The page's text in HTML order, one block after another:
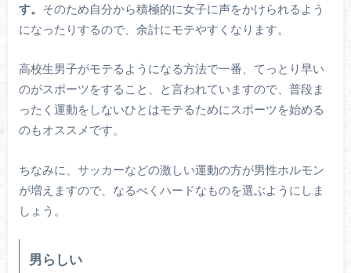
す。 そのため自分から積極的に女子に声をかけられるよう
になったりするので、余計にモテやすくなります。
高校生男子がモテるようになる方法で一番、てっとり早い
のがスポーツをすること、と言われていますので、普段ま
ったく運動をしないひとはモテるためにスポーツを始める
のもオススメです。
ちなみに、サッカーなどの激しい運動の方が男性ホルモン
が増えますので、なるべくハードなものを選ぶようにしま
しょう。
男らしい